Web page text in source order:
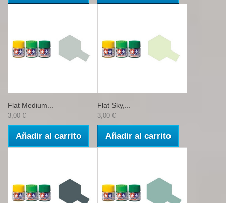
Flat Medium...
3,00 €
Añadir al carrito
Flat Sky,...
3,00 €
Añadir al carrito